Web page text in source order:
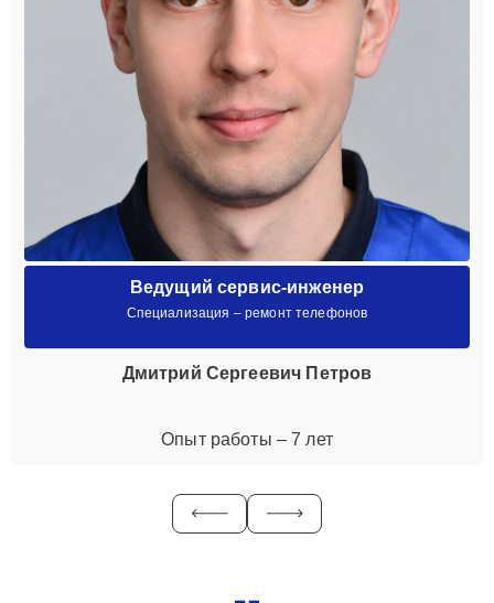
Ведущий сервис-инженер
Специализация – ремонт телефонов
Дмитрий Сергеевич Петров
Опыт работы – 7 лет